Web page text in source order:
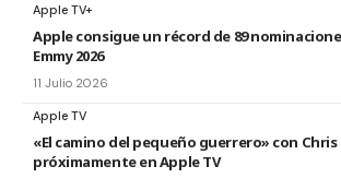
Apple TV+
Apple consigue un récord de 89
Emmy 2026
11 Julio 2026
Apple TV
«El camino del pequeño guerrero» con
próximamente en Apple TV